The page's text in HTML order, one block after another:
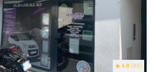
4.8 (88)